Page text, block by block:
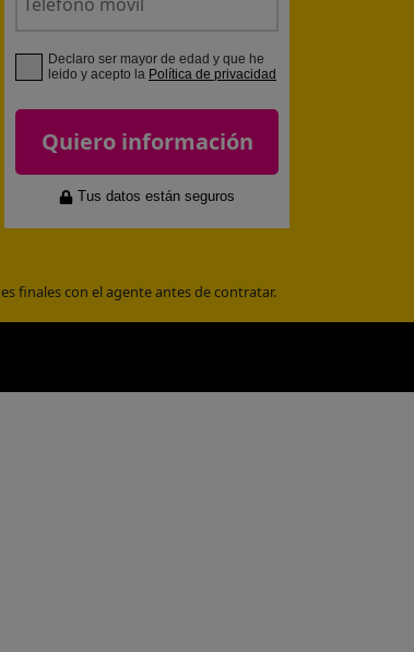
Declaro ser mayor de edad y que he
leido y acepto la Política de privacidad
Quiero información
Tus datos están seguros
finales con el agente antes de contratar.